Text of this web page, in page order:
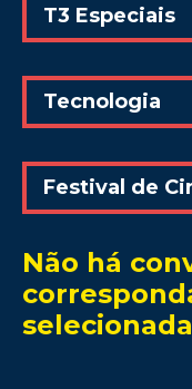
T3 Especiais
Tecnologia
Festival de
Não há
selecionada